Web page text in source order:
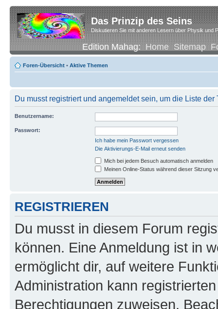
Das Prinzip des Seins
Diskutieren Sie mit anderen Lesern über Physik und
Edition Mahag:Home Sitemap
Foren-Übersicht • Aktive Themen
Du musst registriert und angemeldet sein, um die Liste
Benutzername:
Passwort:
Ich habe mein Passwort vergessen
Die Aktivierungs-E-Mail erneut senden
Mich bei jedem Besuch automatisch anmelden
Meinen Online-Status während dieser Sitzung
REGISTRIEREN
Du musst in diesem Forum
können. Eine Anmeldung ist in
ermöglicht dir, auf weitere
Administration kann
Berechtigungen zuweisen.